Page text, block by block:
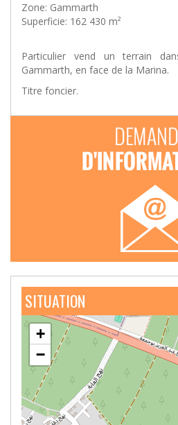
Zone: Gammarth
Superficie: 162 430 m²
Particulier vend un terrain
Gammarth, en face de la Marina.
Titre foncier.
SITUATION
+
−